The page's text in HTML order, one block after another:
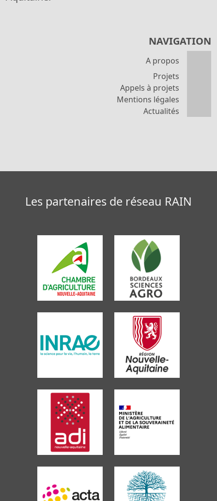
NAVIGATION
A propos
Projets
Appels à projets
Mentions légales
Actualités
Les partenaires de réseau RAIN